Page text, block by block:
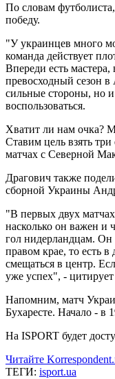
По словам
победу.
"У украинцев много
команда действует
Впереди есть
превосходный сезон
сильные стороны, но
воспользоваться.
Хватит ли нам очка?
Ставим цель взять три
матчах с Северной
Драгович также
сборной Украины
"В первых двух
насколько он важен и
гол нидерландцам.
правом крае, то есть в
смещаться в центр.
уже успех", -
Напомним, матч
Бухаресте. Начало - в
На ISPORT будет
Читайте
ТЕГИ: isport.ua